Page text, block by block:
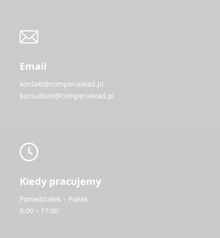
Email
kontakt@comperialead.pl
konsultant@comperialead.pl
Kiedy pracujemy
Poniedziałek – Piątek
9:00 – 17:00